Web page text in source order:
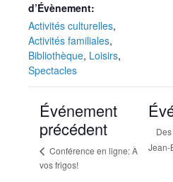
d’Évènement:
Activités culturelles,
Activités familiales,
Bibliothèque, Loisirs,
Spectacles
Événement
précédent
Conférence en ligne: À
vos frigos!
Jean-